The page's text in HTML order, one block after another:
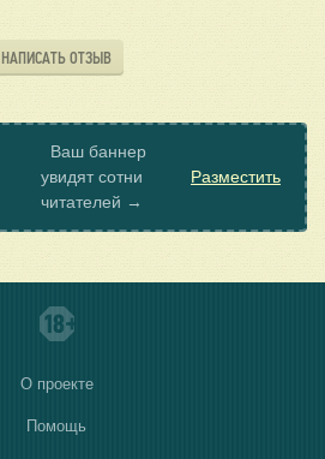
НАПИСАТЬ ОТЗЫВ
Ваш баннер
увидят сотни
читателей →
Разместить
О проекте
Помощь